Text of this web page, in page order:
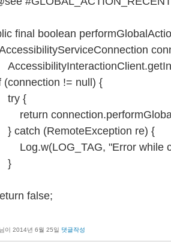
final boolean
!= null) {
{
(RemoteException re) {
"Error while
false;
님이 2014년 6월 25일 댓글작성